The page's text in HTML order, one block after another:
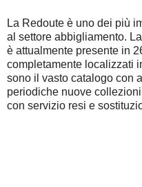
La Redoute è uno dei più
al settore abbigliamento.
è attualmente presente in
completamente localizzati
sono il vasto catalogo con
periodiche nuove
con servizio resi e